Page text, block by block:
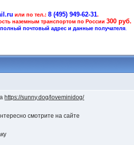
или по тел.:8 (495) 949-62-31.
наземным транспортом по России300 руб.
полный почтовый адрес и данные получателя
https://sunny.dog/loveminidog/
смотрите на сайте